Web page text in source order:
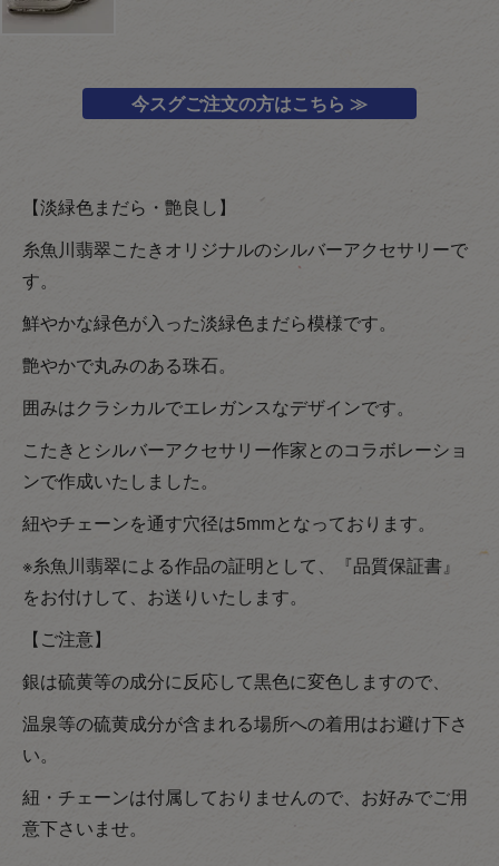
今スグご注文の方はこちら ≫
【淡緑色まだら・艶良し】
糸魚川翡翠こたきオリジナルのシルバーアクセサリーで
す。
鮮やかな緑色が入った淡緑色まだら模様です。
艶やかで丸みのある珠石。
囲みはクラシカルでエレガンスなデザインです。
こたきとシルバーアクセサリー作家とのコラボレーショ
ンで作成いたしました。
紐やチェーンを通す穴径は5mmとなっております。
※糸魚川翡翠による作品の証明として、『品質保証書』
をお付けして、お送りいたします。
【ご注意】
銀は硫黄等の成分に反応して黒色に変色しますので、
温泉等の硫黄成分が含まれる場所への着用はお避け下さ
い。
紐・チェーンは付属しておりませんので、お好みでご用
意下さいませ。